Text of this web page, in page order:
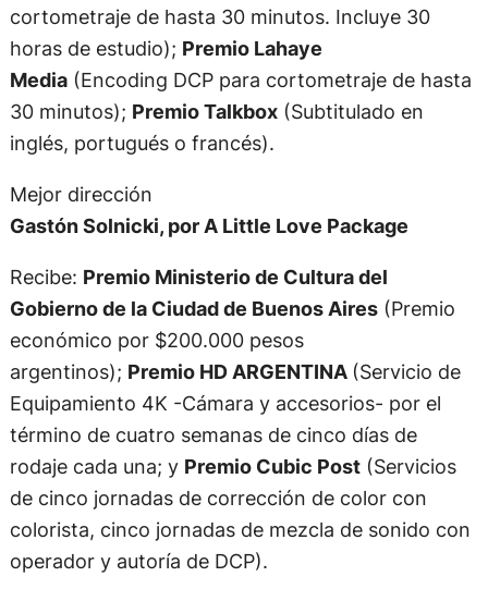
cortometraje de hasta 30 minutos. Incluye 30
horas de estudio); Premio Lahaye
Media(Encoding DCP para cortometraje de hasta
30 minutos); Premio Talkbox(Subtitulado en
inglés, portugués o francés).
Mejor dirección
Gastón Solnicki, por A Little Love Package
Recibe: Premio Ministerio de Cultura del
Gobierno de la Ciudad de Buenos Aires(Premio
económico por $200.000 pesos
argentinos); Premio HD ARGENTINA (Servicio de
Equipamiento 4K -Cámara y accesorios- por el
término de cuatro semanas de cinco días de
rodaje cada una; y Premio Cubic Post(Servicios
de cinco jornadas de corrección de color con
colorista, cinco jornadas de mezcla de sonido con
operador y autoría de DCP).